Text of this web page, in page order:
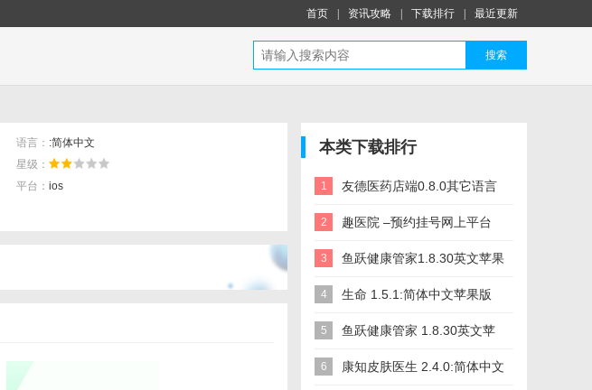
首页 资讯攻略 下载排行 最近更新
搜索
语言： :简体中文
星级：
平台： ios
本类下载排行
1 友德医药店端0.8.0其它语言
苹果版app软件下载
2 趣医院 –预约挂号网上平台
2.6.84简体中文苹果版app软
件下载
3 鱼跃健康管家1.8.30英文苹果
版app软件下载
4 生命 1.5.1:简体中文苹果版
app软件下载
5 鱼跃健康管家 1.8.30英文苹
果版app软件下载
6 康知皮肤医生 2.4.0:简体中文